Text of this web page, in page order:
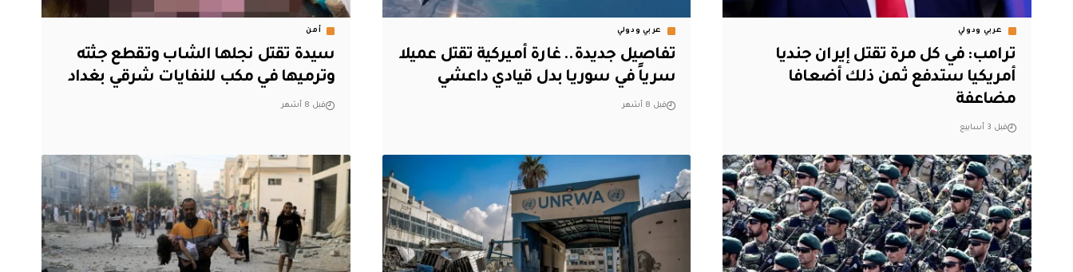
عربي ودولي
ترامب: في كل مرة تقتل إيران جنديا
أمريكيا ستدفع ثمن ذلك أضعافا
مضاعفة
قبل 3 أسابيع
عربي ودولي
تفاصيل جديدة.. غارة أميركية تقتل عميلا
سرياً في سوريا بدل قيادي داعشي
قبل 8 أشهر
أمن
سيدة تقتل نجلها الشاب وتقطع جثته
وترميها في مكب للنفايات شرقي بغداد
قبل 8 أشهر